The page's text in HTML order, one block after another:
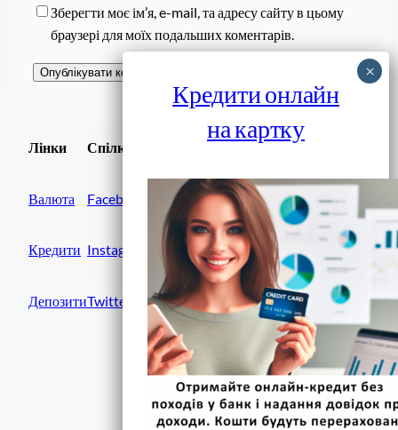
Зберегти моє ім’я, e-mail, та адресу сайту в цьому
браузері для моїх подальших коментарів.
Лінки
Валюта
Кредити
Депозити
Спілки
Facebook
Instagram
Twitter
Завантажити
Фінанси IN UA
вулиця Хрещатик, 14
Київ, 01001
Кредити онлайн
на картку